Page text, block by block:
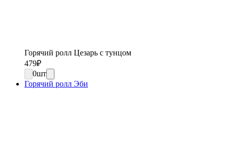
Горячий ролл Цезарь с тунцом
479₽
0шт
Горячий ролл Эби